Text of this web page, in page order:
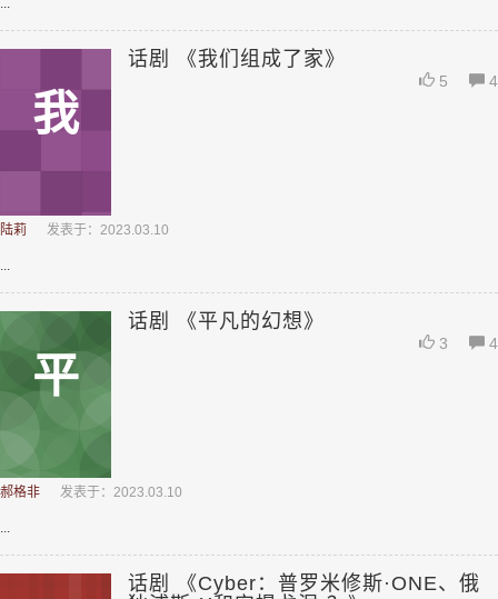
...
我
话剧 《我们组成了家》
5 4
陆莉 发表于：2023.03.10
...
平
话剧 《平凡的幻想》
3 4
郝格非 发表于：2023.03.10
...
话剧 《Cyber：普罗米修斯·ONE、俄